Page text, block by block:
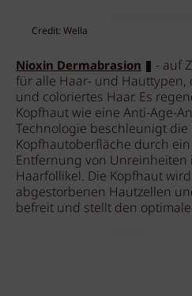
Credit: Wella
Nioxin Dermabrasion
- auf
für alle Haar- und
und coloriertes Haar. Es
Kopfhaut wie eine Anti-Age-
Technologie beschleunigt
Kopfhautoberfläche durch
Entfernung von Unreinheiten
Haarfollikel. Die Kopfhaut
abgestorbenen Hautzellen
befreit und stellt den